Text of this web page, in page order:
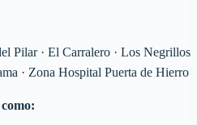
Pilar · El Carralero · Los Negrillos
· Zona Hospital Puerta de Hierro